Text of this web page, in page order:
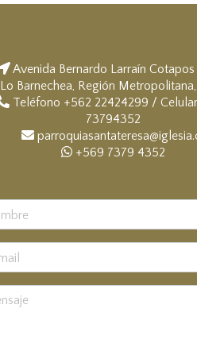
Avenida Bernardo Larraín Cotapos
Lo Barnechea, Región
Teléfono +562 22424299 /
73794352
+569 7379 4352